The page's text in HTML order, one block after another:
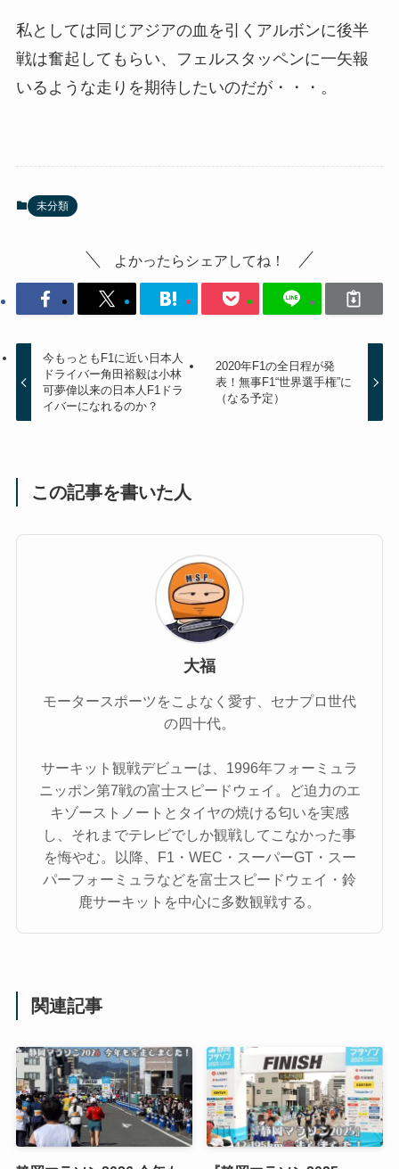
私としては同じアジアの血を引くアルボンに後半
戦は奮起してもらい、フェルスタッペンに一矢報
いるような走りを期待したいのだが・・・。
未分類
よかったらシェアしてね！
今もっともF1に近い日本人
ドライバー角田裕毅は小林
可夢偉以来の日本人F1ドラ
イバーになれるのか？
2020年F1の全日程が発
表！無事F1“世界選手権”に
（なる予定）
この記事を書いた人
大福
モータースポーツをこよなく愛す、セナプロ世代
の四十代。
サーキット観戦デビューは、1996年フォーミュラ
ニッポン第7戦の富士スピードウェイ。ど迫力のエ
キゾーストノートとタイヤの焼ける匂いを実感
し、それまでテレビでしか観戦してこなかった事
を悔やむ。以降、F1・WEC・スーパーGT・スー
パーフォーミュラなどを富士スピードウェイ・鈴
鹿サーキットを中心に多数観戦する。
関連記事